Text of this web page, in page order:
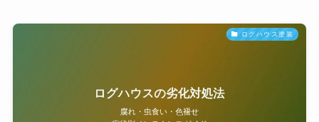
ログハウス塗装